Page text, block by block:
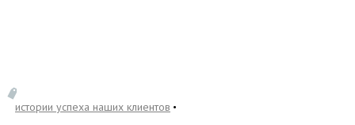
истории успеха наших клиентов